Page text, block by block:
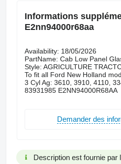
Informations
E2nn94000r68aa
Availability: 18/05/2026
PartName: Cab Low Panel
Style: AGRICULTURE
To fit all Ford New Holland
3 Cyl Ag: 3610, 3910, 4110,
83931985 E2NN94000R68AA
Demander des
Description est fournie par